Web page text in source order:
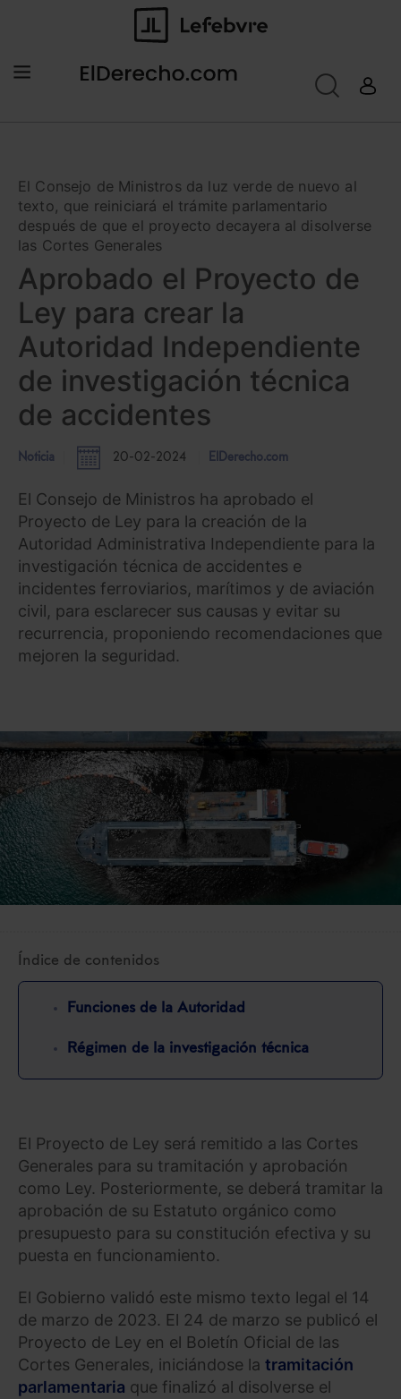
El Consejo de Ministros da luz verde de nuevo al
texto, que reiniciará el trámite parlamentario
después de que el proyecto decayera al disolverse
las Cortes Generales
Aprobado el Proyecto de
Ley para crear la
Autoridad Independiente
de investigación técnica
de accidentes
Noticia 20-02-2024 ElDerecho.com
El Consejo de Ministros ha aprobado el
Proyecto de Ley para la creación de la
Autoridad Administrativa Independiente para la
investigación técnica de accidentes e
incidentes ferroviarios, marítimos y de aviación
civil, para esclarecer sus causas y evitar su
recurrencia, proponiendo recomendaciones que
mejoren la seguridad.
Índice de contenidos
Funciones de la Autoridad
Régimen de la investigación técnica
El Proyecto de Ley será remitido a las Cortes
Generales para su tramitación y aprobación
como Ley. Posteriormente, se deberá tramitar la
aprobación de su Estatuto orgánico como
presupuesto para su constitución efectiva y su
puesta en funcionamiento.
El Gobierno validó este mismo texto legal el 14
de marzo de 2023. El 24 de marzo se publicó el
Proyecto de Ley en el Boletín Oficial de las
Cortes Generales, iniciándose la tramitación
parlamentaria que finalizó al disolverse el